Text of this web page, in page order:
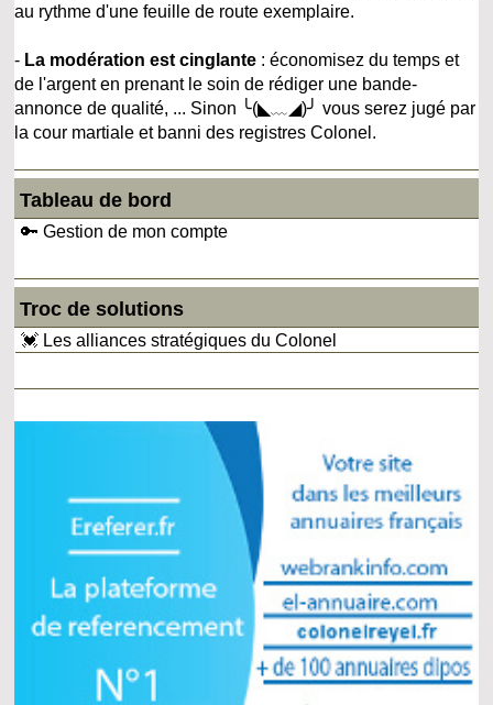
au rythme d'une feuille de route exemplaire.
- La modération est cinglante : économisez du temps et
de l'argent en prenant le soin de rédiger une bande-
annonce de qualité, ... Sinon ╰(◣﹏◢)╯ vous serez jugé par
la cour martiale et banni des registres Colonel.
Tableau de bord
🔑 Gestion de mon compte
Troc de solutions
💓 Les alliances stratégiques du Colonel